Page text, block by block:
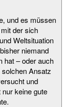
und es müssen
der sich
Weltsituation
niemand
hat – oder auch
Ansatz
und
keine gute